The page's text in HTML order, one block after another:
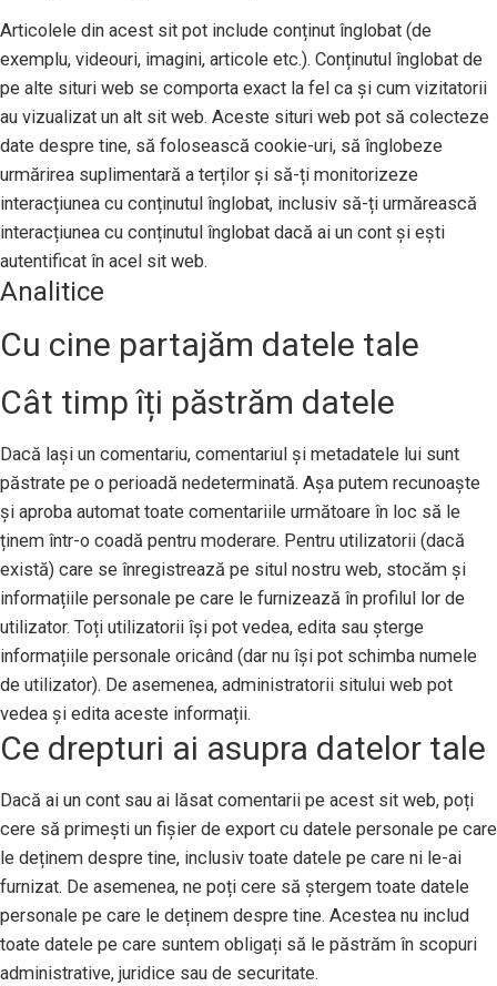
Articolele din acest sit pot include conținut înglobat (de
exemplu, videouri, imagini, articole etc.). Conținutul înglobat de
pe alte situri web se comporta exact la fel ca și cum vizitatorii
au vizualizat un alt sit web. Aceste situri web pot să colecteze
date despre tine, să folosească cookie-uri, să înglobeze
urmărirea suplimentară a terților și să-ți monitorizeze
interacțiunea cu conținutul înglobat, inclusiv să-ți urmărească
interacțiunea cu conținutul înglobat dacă ai un cont și ești
autentificat în acel sit web.
Analitice
Cu cine partajăm datele tale
Cât timp îți păstrăm datele
Dacă lași un comentariu, comentariul și metadatele lui sunt
păstrate pe o perioadă nedeterminată. Așa putem recunoaște
și aproba automat toate comentariile următoare în loc să le
ținem într-o coadă pentru moderare. Pentru utilizatorii (dacă
există) care se înregistrează pe situl nostru web, stocăm și
informațiile personale pe care le furnizează în profilul lor de
utilizator. Toți utilizatorii își pot vedea, edita sau șterge
informațiile personale oricând (dar nu își pot schimba numele
de utilizator). De asemenea, administratorii sitului web pot
vedea și edita aceste informații.
Ce drepturi ai asupra datelor tale
Dacă ai un cont sau ai lăsat comentarii pe acest sit web, poți
cere să primești un fișier de export cu datele personale pe care
le deținem despre tine, inclusiv toate datele pe care ni le-ai
furnizat. De asemenea, ne poți cere să ștergem toate datele
personale pe care le deținem despre tine. Acestea nu includ
toate datele pe care suntem obligați să le păstrăm în scopuri
administrative, juridice sau de securitate.